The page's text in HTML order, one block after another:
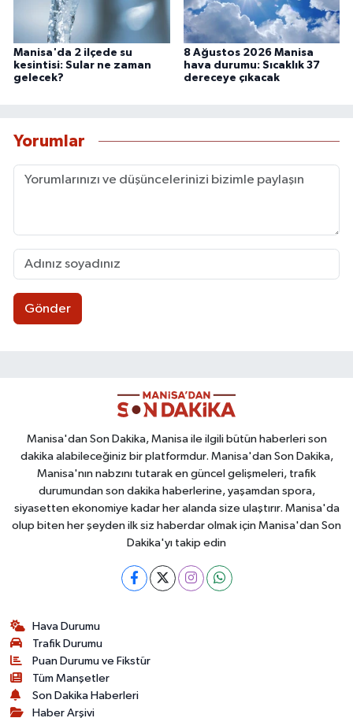
Manisa'da 2 ilçede su
kesintisi: Sular ne zaman
gelecek?
8 Ağustos 2026 Manisa
hava durumu: Sıcaklık 37
dereceye çıkacak
Yorumlar
Gönder
Manisa'dan Son Dakika, Manisa ile ilgili bütün haberleri son
dakika alabileceğiniz bir platformdur. Manisa'dan Son Dakika,
Manisa'nın nabzını tutarak en güncel gelişmeleri, trafik
durumundan son dakika haberlerine, yaşamdan spora,
siyasetten ekonomiye kadar her alanda size ulaştırır. Manisa'da
olup biten her şeyden ilk siz haberdar olmak için Manisa'dan Son
Dakika'yı takip edin
Hava Durumu
Trafik Durumu
Puan Durumu ve Fikstür
Tüm Manşetler
Son Dakika Haberleri
Haber Arşivi